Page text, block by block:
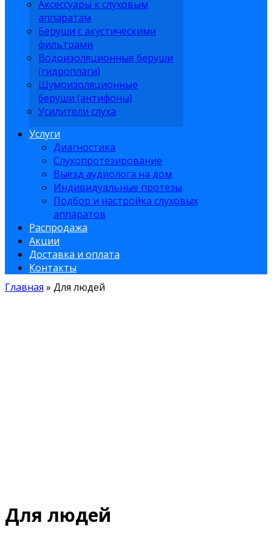
Аксессуары к слуховым
аппаратам
Беруши с акустическими
фильтрами
Водоизоляционные беруши
(гидроплаги)
Шумоизоляционные
беруши (антифоны)
Усилители слуха
Услуги
Диагностика
Слухопротезирование
Выезд аудиолога на дом
Индивидуальные протезы
Подбор и настройка слуховых
аппаратов
Распродажа
Акции
Доставка и оплата
Контакты
Главная » Для людей
Для людей